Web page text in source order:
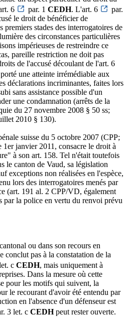
6
par. 1 CEDH. L'art. 6
par.
le droit de bénéficier de
premiers stades des interrogatoires de
des circonstances particulières
impérieuses de restreindre ce
pareille restriction ne doit pas
de l'accusé découlant de l'art. 6
une atteinte irrémédiable aux
déclarations incriminantes, faites lors
sans assistance possible d'un
une condamnation (arrêts de la
du 27 novembre 2008 § 50 ss;
2010 § 130).
suisse du 5 octobre 2007 (CPP;
janvier 2011, consacre le droit à
à son art. 158. Tel n'était toutefois
le canton de Vaud, sa législation
exceptions non réalisées en l'espèce,
lors des interrogatoires menés par
(art. 191 al. 2 CPP/VD, également
par la police en vertu du renvoi prévu
ou dans son recours en
conclut pas à la constatation de la
c CEDH, mais uniquement à
Dans la mesure où cette
pour les motifs qui suivent, la
le recourant d'avoir été entendu par
en l'absence d'un défenseur est
3 let. c CEDHpeut rester ouverte.